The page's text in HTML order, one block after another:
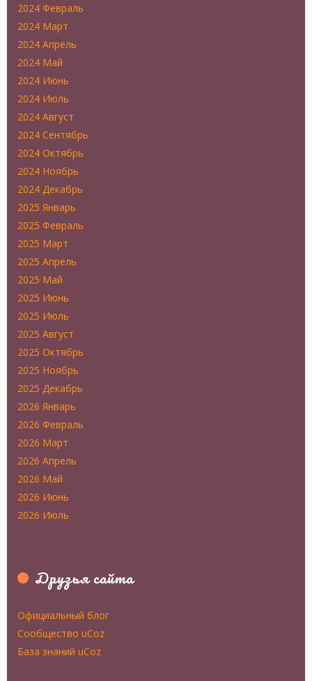
2024 Февраль
2024 Март
2024 Апрель
2024 Май
2024 Июнь
2024 Июль
2024 Август
2024 Сентябрь
2024 Октябрь
2024 Ноябрь
2024 Декабрь
2025 Январь
2025 Февраль
2025 Март
2025 Апрель
2025 Май
2025 Июнь
2025 Июль
2025 Август
2025 Октябрь
2025 Ноябрь
2025 Декабрь
2026 Январь
2026 Февраль
2026 Март
2026 Апрель
2026 Май
2026 Июнь
2026 Июль
Друзья сайта
Официальный блог
Сообщество uCoz
База знаний uCoz